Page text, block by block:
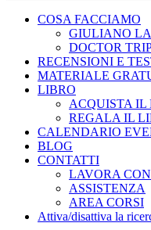
COSA FACCIAMO
GIULIANO
DOCTOR
RECENSIONI E
MATERIALE
LIBRO
ACQUISTA IL
REGALA IL
CALENDARIO
BLOG
CONTATTI
LAVORA
ASSISTENZA
AREA CORSI
Attiva/disattiva la